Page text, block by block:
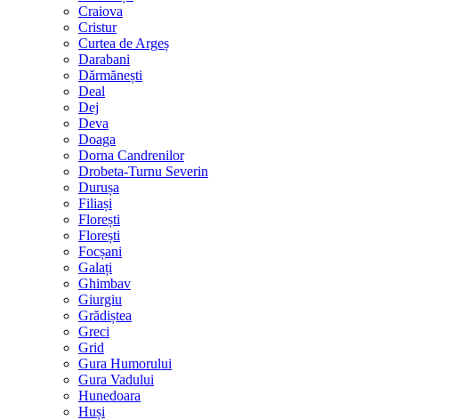
Craiova
Cristur
Curtea de Argeș
Darabani
Dărmănești
Deal
Dej
Deva
Doaga
Dorna Candrenilor
Drobeta-Turnu Severin
Durușa
Filiași
Florești
Florești
Focșani
Galați
Ghimbav
Giurgiu
Grădiștea
Greci
Grid
Gura Humorului
Gura Vadului
Hunedoara
Huși